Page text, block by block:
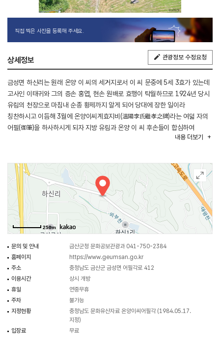
직접 찍은 사진을 등록해 주세요.
상세정보 관광정보 수정요청
금성면 하신리는 원래 온양 이 씨의 세거지로서 이 씨 문중에 5세 3효가 있는데
고사인 이태귀와 그의 증손 홍엽, 현손 원배로 효행이 탁월하므로 1924년 당시
유림의 천장으로 마침내 순종 황제까지 알게 되어 당대에 장한 일이라
칭찬하시고 이듬해 3월에 온양이씨계효지비(溫陽李氏繼孝之碑)라는 여덟 자의
어필(御筆)을 하사하시게 되자 지방 유림과 온양 이 씨 후손들이 합심하여
어필비를 세우는 한편, 비각을 봉건 하게 되었다. 또한 3효문에 대한 정각을
하사했고, 1926년 봄 순종황제 승하 시에 본 손 원배공은 지방 유림과 함께
임금님께 은혜의 보답으로 전각을 봉건 키로 했다는 뜻을 전해 듣고 숭봉전
(崇奉殿)이라는 친필 액자를 하사하였다. 1943년 5월경 일본인인 금산
경찰서장(石川道夫)이 숭봉전에 침입, 어영은 물론 제기 및 각종 문헌을 약탈,
숭봉전을 철폐시키는 비운을 겪었다. 현재는 충청남도 지정 문화유산자료로
지정 관리되고 있다.
내용 더보기
250m
문의 및 안내
금산군청 문화공보관광과 041-750-2384
홈페이지
https://www.geumsan.go.kr
주소
충청남도 금산군 금성면 어필각로 412
이용시간
상시 개방
휴일
연중무휴
주차
불가능
지정현황
충청남도 문화유산자료 온양이씨어필각 (1984.05.17.
지정)
입장료
무료